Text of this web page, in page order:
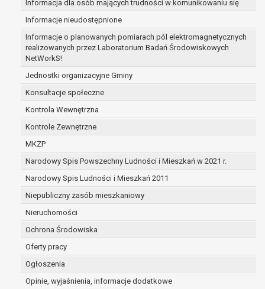
Informacja dla osób mających trudności w komunikowaniu się
Informacje nieudostępnione
Informacje o planowanych pomiarach pól elektromagnetycznych
realizowanych przez Laboratorium Badań Środowiskowych
NetWorkS!
Jednostki organizacyjne Gminy
Konsultacje społeczne
Kontrola Wewnętrzna
Kontrole Zewnętrzne
MKZP
Narodowy Spis Powszechny Ludności i Mieszkań w 2021 r.
Narodowy Spis Ludności i Mieszkań 2011
Niepubliczny zasób mieszkaniowy
Nieruchomości
Ochrona Środowiska
Oferty pracy
Ogłoszenia
Opinie, wyjaśnienia, informacje dodatkowe
zabezpieczenia ewentualnych roszczeń, a w
przypadku wyrażenia zgody na przetwarzanie
danych po zakończeniu i rozliczeniu umowy, do
czasu wycofania tej zgody.
Ponadto w przypadku umów o dofinansowanie
dane osobowe od momentu pozyskania
przechowywane są przez okres wynikający z
umowy o dofinansowanie zawartej między
beneficjentem a określoną instytucją, trwałości
danego projektu i konieczności zachowania
dokumentacji projektu do celów kontrolnych.
W związku z przetwarzaniem przez
administratora danych osobowych przysługuje
Pani/Panu:
prawo dostępu do treści danych oraz
otrzymywania ich kopii na podstawie art. 15
RODO;
prawo do żądania sprostowania danych na
w przypadku gdy:
dane są nieprawidłowe lub
niekompletne;